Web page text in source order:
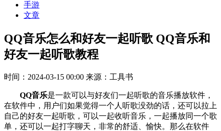
手游
文章
QQ音乐怎么和好友一起听歌 QQ音乐和
好友一起听歌教程
时间：2024-03-15 00:00 来源：工具书
QQ音乐是一款可以与好友们一起听歌的音乐播放软件，
在软件中，用户们如果觉得一个人听歌没劲的话，还可以拉上
自己的好友一起听歌，可以一起收听音乐，一起播放同一个歌
单，还可以一起打字聊天，非常的舒适、愉快。那么在软件